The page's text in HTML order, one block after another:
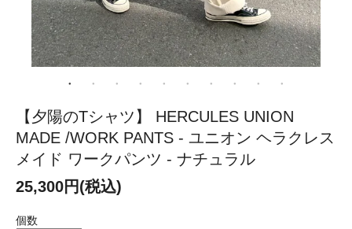
【夕陽のTシャツ】 HERCULES UNION
MADE /WORK PANTS - ユニオン ヘラクレス
メイド ワークパンツ - ナチュラル
25,300円(税込)
個数